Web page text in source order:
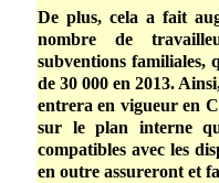
De plus, cela a fait
nombre de
subventions familiales,
de 30 000 en 2013.
entrera en vigueur en
sur le plan interne
compatibles avec les
en outre assureront et